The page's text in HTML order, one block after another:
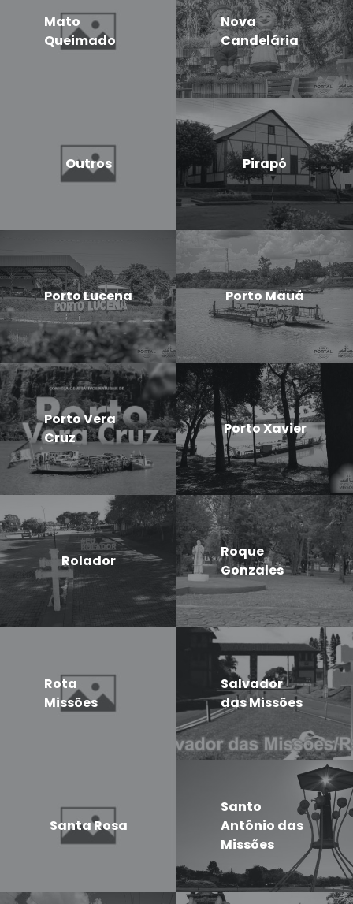
Mato
Queimado
Nova
Candelária
Outros Pirapó
Porto Lucena Porto Mauá
Porto Vera
Cruz
Porto Xavier
Rolador
Roque
Gonzales
Rota
Missões
Salvador
das Missões
Santa Rosa
Santo
Antônio das
Missões